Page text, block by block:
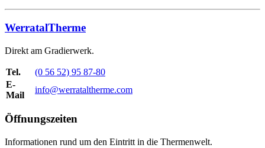
WerratalTherme
Direkt am Gradierwerk.
Tel.
(0 56 52) 95 87-80
E-
Mail
info@werrataltherme.com
Öffnungszeiten
Informationen rund um den Eintritt in die Thermenwelt.